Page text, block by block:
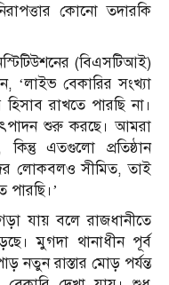
কোনো তদারকি
(বিএসটিআই)
বেকারির সংখ্যা
রাখতে পারছি না।
শুরু করছে। আমরা
এতগুলো প্রতিষ্ঠান
লোকবলও সীমিত, তাই
যায় বলে রাজধানীতে
মুগদা থানাধীন পূর্ব
নতুন রাস্তার মোড় পর্যন্ত